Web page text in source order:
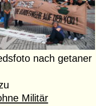
nach getaner
Militär